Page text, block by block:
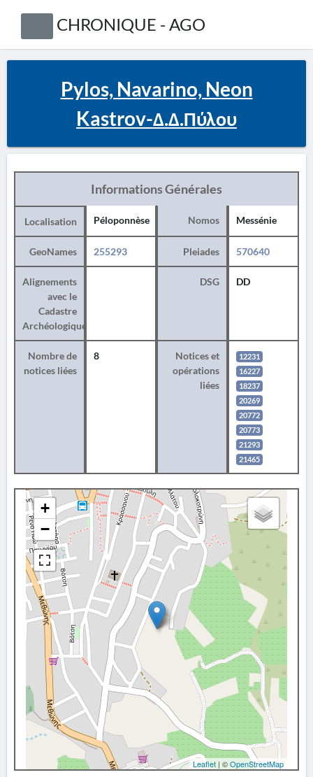
CHRONIQUE - AGO
Pylos, Navarino, Neon
Kastrov-Δ.Δ.Πύλου
Informations Générales
Localisation Péloponnèse Nomos Messénie
GeoNames 255293 Pleiades 570640
Alignements
avec le
Cadastre
Archéologique
DSG DD
Nombre de
notices liées
8
Notices et
opérations
liées
12231
16227
18237
20269
20772
20773
21293
21465
+
−
Leaflet | ©OpenStreetMap